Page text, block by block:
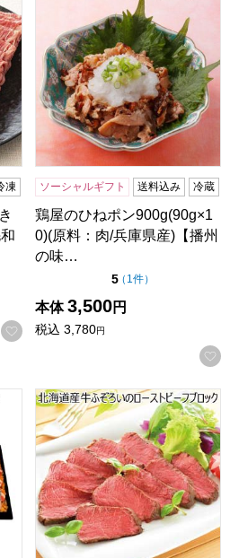
凍
お気に入りに登録する
ソーシャルギフト 送料込み 冷蔵
鶏屋のひねポン900g(90g×1
0)(原料：肉/兵庫県産)【播州
の味…
5点（5点満点中）
（ 1件の評価
）
本体 3,500円
税込 3,780円
セット【夏の贈りもの・お中元】
北海道産牛ふぞろいのロース